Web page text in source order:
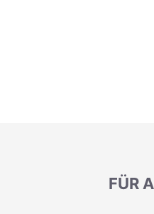
FÜR